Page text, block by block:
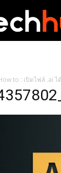
to : เปิดไฟล์ .ai